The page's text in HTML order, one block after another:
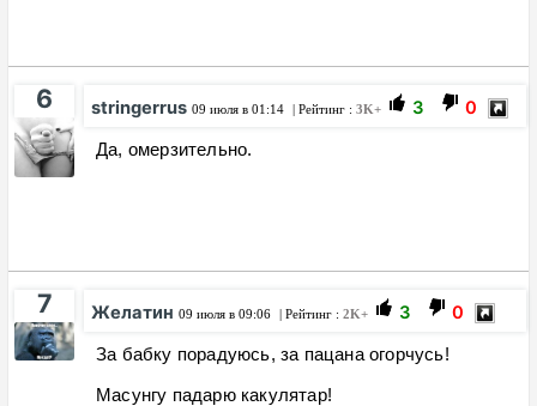
6 stringerrus 09 июля в 01:14 | Рейтинг : 3K+ 3 0
Да, омерзительно.
7 Желатин 09 июля в 09:06 | Рейтинг : 2K+ 3 0
За бабку порадуюсь, за пацана огорчусь!
Масунгу падарю какулятар!